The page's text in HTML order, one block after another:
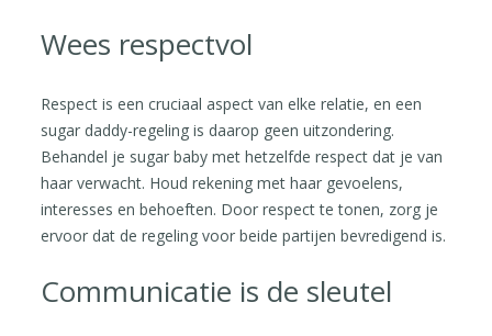
Wees respectvol
Respect is een cruciaal aspect van elke relatie, en een
sugar daddy-regeling is daarop geen uitzondering.
Behandel je sugar baby met hetzelfde respect dat je van
haar verwacht. Houd rekening met haar gevoelens,
interesses en behoeften. Door respect te tonen, zorg je
ervoor dat de regeling voor beide partijen bevredigend is.
Communicatie is de sleutel